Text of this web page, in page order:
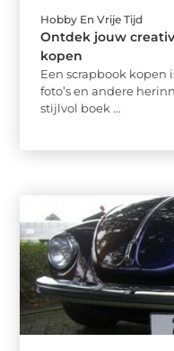
Hobby En Vrije Tijd
Ontdek jouw
kopen
Een scrapbook kopen
foto’s en andere
stijlvol boek ...